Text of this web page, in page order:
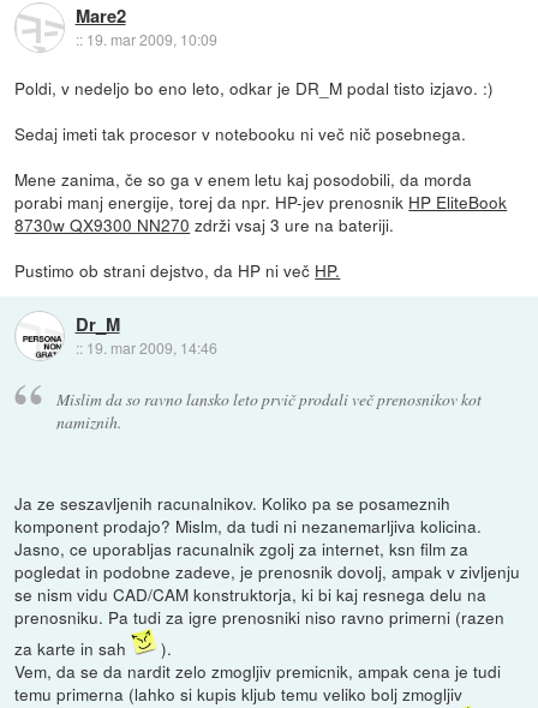
Mare2
:: 19. mar 2009, 10:09
Poldi, v nedeljo bo eno leto, odkar je DR_M podal tisto izjavo. :)
Sedaj imeti tak procesor v notebooku ni več nič posebnega.
Mene zanima, če so ga v enem letu kaj posodobili, da morda
porabi manj energije, torej da npr. HP-jev prenosnik HP EliteBook
8730w QX9300 NN270 zdrži vsaj 3 ure na bateriji.
Pustimo ob strani dejstvo, da HP ni več HP.
Dr_M
:: 19. mar 2009, 14:46
Mislim da so ravno lansko leto prvič prodali več prenosnikov kot
namiznih.
Ja ze seszavljenih racunalnikov. Koliko pa se posameznih
komponent prodajo? Mislm, da tudi ni nezanemarljiva kolicina.
Jasno, ce uporabljas racunalnik zgolj za internet, ksn film za
pogledat in podobne zadeve, je prenosnik dovolj, ampak v zivljenju
se nism vidu CAD/CAM konstruktorja, ki bi kaj resnega delu na
prenosniku. Pa tudi za igre prenosniki niso ravno primerni (razen
za karte in sah
).
Vem, da se da nardit zelo zmogljiv premicnik, ampak cena je tudi
temu primerna (lahko si kupis kljub temu veliko bolj zmogljiv